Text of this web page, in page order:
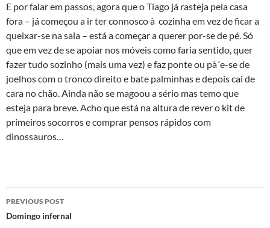
E por falar em passos, agora que o Tiago já rasteja pela casa
fora – já começou a ir ter connosco à cozinha em vez de ficar a
queixar-se na sala – está a começar a querer por-se de pé. Só
que em vez de se apoiar nos móveis como faria sentido, quer
fazer tudo sozinho (mais uma vez) e faz ponte ou pà´e-se de
joelhos com o tronco direito e bate palminhas e depois cai de
cara no chão. Ainda não se magoou a sério mas temo que
esteja para breve. Acho que está na altura de rever o kit de
primeiros socorros e comprar pensos rápidos com
dinossauros…
Post
navigation
PREVIOUS POST
Domingo infernal